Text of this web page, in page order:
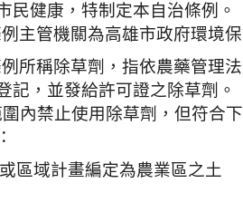
民健康，特制定本自治條例。
主管機關為高雄市政府環境
所稱除草劑，指依農藥管理
記，並發給許可證之除草劑。
內禁止使用除草劑，但符合
區域計畫編定為農業區之土